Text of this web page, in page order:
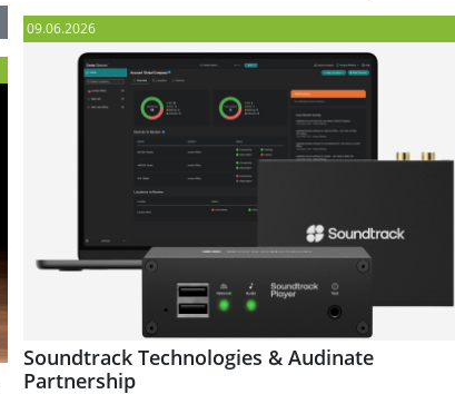
09.06.2026
Soundtrack Technologies & Audinate
Partnership